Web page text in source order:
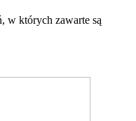
w których zawarte są